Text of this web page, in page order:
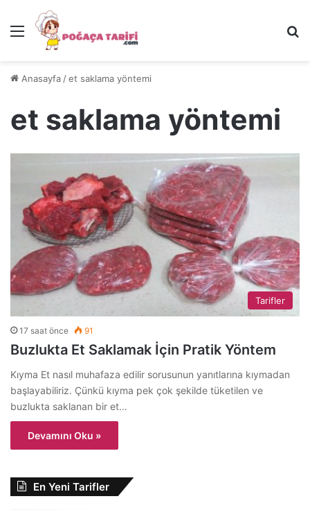
Menü
Anasayfa /et saklama yöntemi
et saklama yöntemi
Tarifler
17 saat önce 91
Buzlukta Et Saklamak İçin Pratik Yöntem
Kıyma Et nasıl muhafaza edilir sorusunun yanıtlarına kıymadan
başlayabiliriz. Çünkü kıyma pek çok şekilde tüketilen ve
buzlukta saklanan bir et…
Devamını Oku »
En Yeni Tarifler